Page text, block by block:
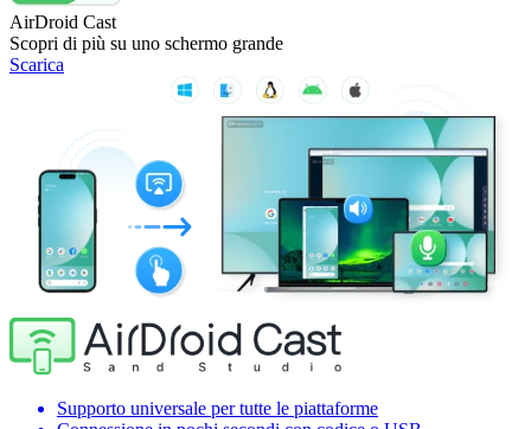
AirDroid Cast
Scopri di più su uno schermo grande
Scarica
Supporto universale per tutte le piattaforme